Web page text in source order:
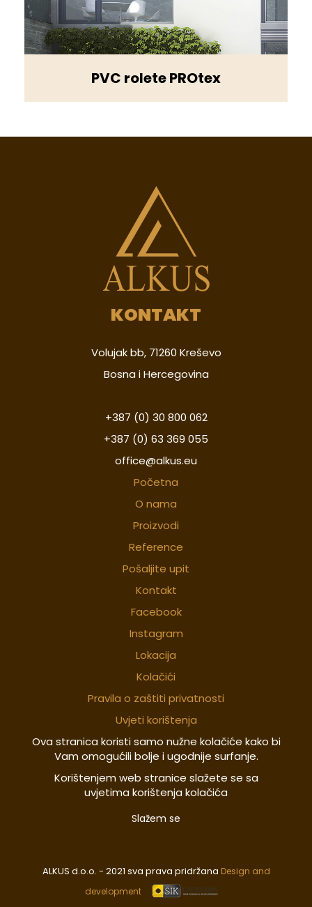
PVC rolete PROtex
KONTAKT
Volujak bb, 71260 Kreševo
Bosna i Hercegovina
+387 (0) 30 800 062
+387 (0) 63 369 055
office@alkus.eu
Početna
O nama
Proizvodi
Reference
Pošaljite upit
Kontakt
Facebook
Instagram
Lokacija
Kolačići
Pravila o zaštiti privatnosti
Uvjeti korištenja
Ova stranica koristi samo nužne kolačiće kako bi
Vam omogućili bolje i ugodnije surfanje.
Korištenjem web stranice slažete se sa
uvjetima korištenja kolačića
Slažem se
ALKUS d.o.o. - 2021 sva prava pridržana Design and
development